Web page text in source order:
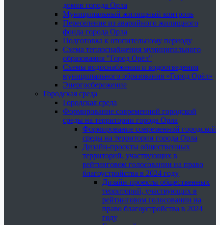
домов города Орла
Муниципальный жилищный контроль
Переселение из аварийного жилищного
фонда города Орла
Подготовка к отопительному периоду
Схема теплоснабжения муниципального
образования "Город Орёл"
Схемы водоснабжения и водоотведения
муниципального образования «Город Орёл»
Энергосбережение
Городская среда
Городская среда
Формирование современной городской
среды на территории города Орла
Формирование современной городской
среды на территории города Орла
Дизайн-проекты общественных
территорий, участвующих в
рейтинговом голосовании на право
благоустройства в 2024 году
Дизайн-проекты общественных
территорий, участвующих в
рейтинговом голосовании на
право благоустройства в 2024
году